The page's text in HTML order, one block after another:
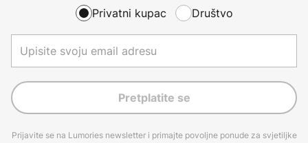
Privatni kupac Društvo
Pretplatite se
Prijavite se na Lumories newsletter i primajte povoljne ponude za svjetiljke